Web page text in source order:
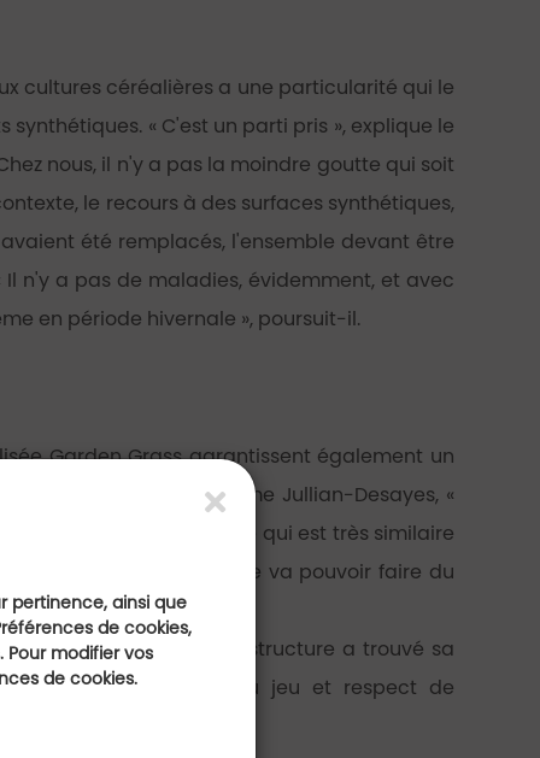
pertinence, ainsi que
de cookies,
modifier vos
de cookies.
cultures céréalières a une particularité qui le
« C'est un parti pris », explique le
nous, il n'y a pas la moindre goutte qui soit
le recours à des surfaces synthétiques,
été remplacés, l'ensemble devant être
n'y a pas de maladies, évidemment, et avec
en période hivernale », poursuit-il.
Garden Grass garantissent également un
», admet Guillaume Jullian-Desayes, «
on a vraiment une roule qui est très similaire
uréthane bien touchée va pouvoir faire du
Savoie, cette nouvelle structure a trouvé sa
unique alliant plaisir du jeu et respect de